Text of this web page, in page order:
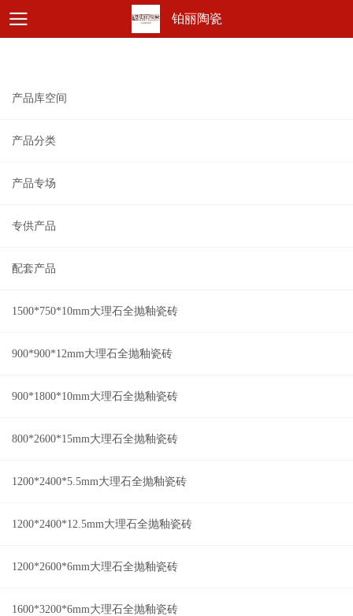
铂丽陶瓷
产品库空间
产品分类
产品专场
专供产品
配套产品
1500*750*10mm大理石全抛釉瓷砖
900*900*12mm大理石全抛釉瓷砖
900*1800*10mm大理石全抛釉瓷砖
800*2600*15mm大理石全抛釉瓷砖
1200*2400*5.5mm大理石全抛釉瓷砖
1200*2400*12.5mm大理石全抛釉瓷砖
1200*2600*6mm大理石全抛釉瓷砖
1600*3200*6mm大理石全抛釉瓷砖